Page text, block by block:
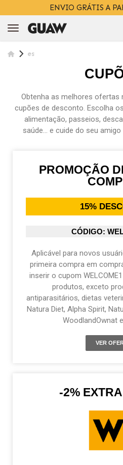
ENVIO GRÁTIS A
es
Obtenha as melhores ofertas
cupões de desconto. Escolha
alimentação, passeios,
saúde... e cuide do seu
PROMOÇÃO
15%
CÓDIGO:
Aplicável para novos
primeira compra em
inserir o cupom
produtos, exceto
antiparasitários, dietas
Natura Diet, Alpha Spirit,
WoodlandOwnat
VER
-2%